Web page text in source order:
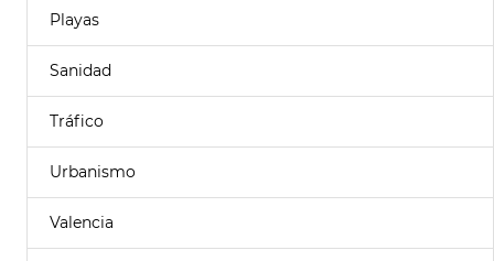
Playas
Sanidad
Tráfico
Urbanismo
Valencia